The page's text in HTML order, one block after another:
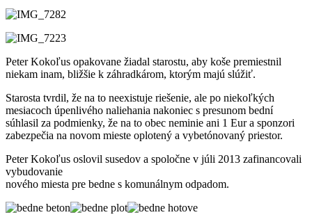
Peter Kokoľus opakovane žiadal starostu, aby koše premiestnil
niekam inam, bližšie k záhradkárom, ktorým majú slúžiť.
Starosta tvrdil, že na to neexistuje riešenie, ale po niekoľkých
mesiacoch úpenlivého naliehania nakoniec s presunom bední
súhlasil za podmienky, že na to obec neminie ani 1 Eur a sponzori
zabezpečia na novom mieste oplotený a vybetónovaný priestor.
Peter Kokoľus oslovil susedov a spoločne v júli 2013 zafinancovali
vybudovanie
nového miesta pre bedne s komunálnym odpadom.